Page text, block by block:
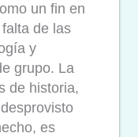
un fin en
de las
y
grupo. La
de historia,
es